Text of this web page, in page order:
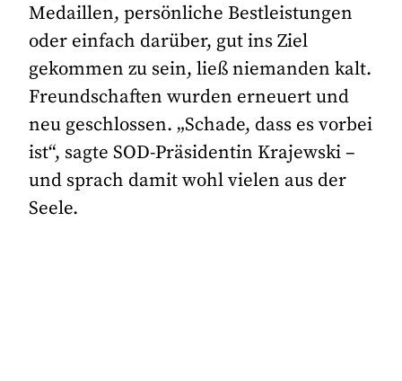
Medaillen, persönliche Bestleistungen
oder einfach darüber, gut ins Ziel
gekommen zu sein, ließ niemanden kalt.
Freundschaften wurden erneuert und
neu geschlossen. „Schade, dass es vorbei
ist“, sagte SOD-Präsidentin Krajewski –
und sprach damit wohl vielen aus der
Seele.